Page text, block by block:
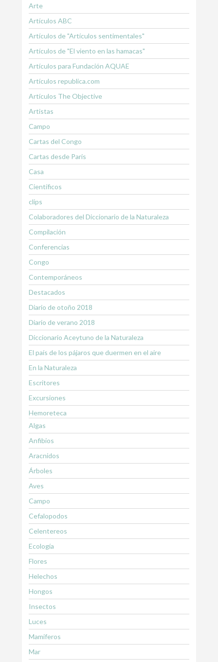
Arte
Artículos ABC
Artículos de "Artículos sentimentales"
Artículos de "El viento en las hamacas"
Artículos para Fundación AQUAE
Artículos republica.com
Artículos The Objective
Artistas
Campo
Cartas del Congo
Cartas desde Paris
Casa
Científicos
clips
Colaboradores del Diccionario de la Naturaleza
Compilación
Conferencias
Congo
Contemporáneos
Destacados
Diario de otoño 2018
Diario de verano 2018
Diccionario Aceytuno de la Naturaleza
El país de los pájaros que duermen en el aire
En la Naturaleza
Escritores
Excursiones
Hemoreteca
Algas
Anfibios
Aracnidos
Árboles
Aves
Campo
Cefalopodos
Celentereos
Ecología
Flores
Helechos
Hongos
Insectos
Luces
Mamiferos
Mar